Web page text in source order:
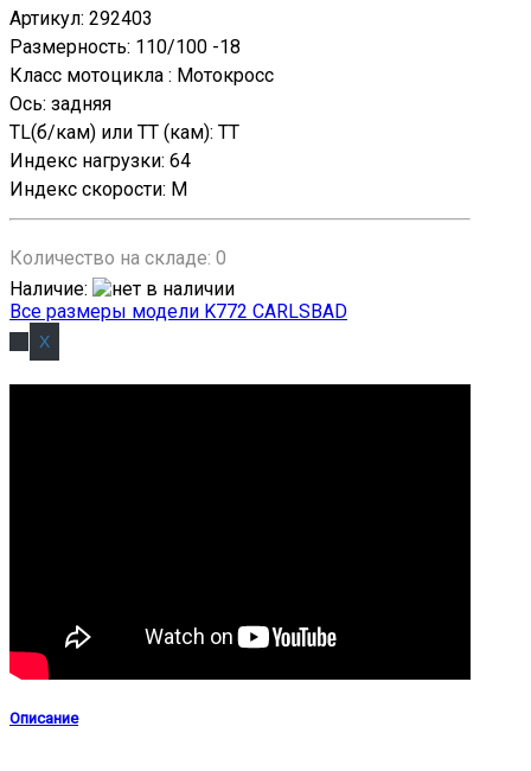
Артикул: 292403
Размерность: 110/100 -18
Класс мотоцикла : Мотокросс
Ось: задняя
TL(б/кам) или TT (кам): TT
Индекс нагрузки: 64
Индекс скорости: M
Количество на складе: 0
Наличие:
Все размеры модели K772 CARLSBAD
Описание